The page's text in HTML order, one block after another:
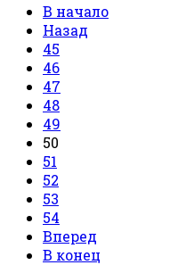
В начало
Назад
45
46
47
48
49
50
51
52
53
54
Вперед
В конец